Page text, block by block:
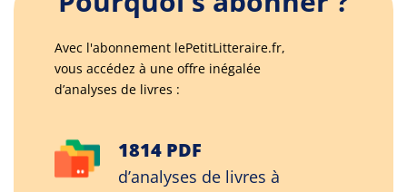
Avec l'abonnement lePetitLitteraire.fr,
vous accédez à une offre inégalée
d’analyses de livres :
1814 PDF
d’analyses de livres à